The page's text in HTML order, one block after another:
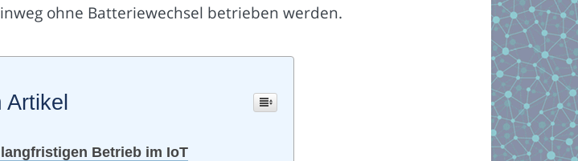
ohne Batteriewechsel betrieben werden.
Betrieb im IoT